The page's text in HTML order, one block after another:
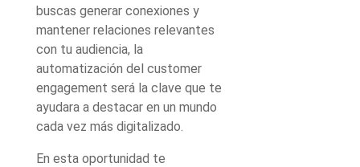
buscas generar conexiones y
mantener relaciones relevantes
con tu audiencia, la
automatización del customer
engagement será la clave que te
ayudara a destacar en un mundo
cada vez más digitalizado.
En esta oportunidad te